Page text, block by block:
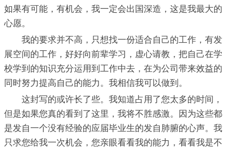
如果有可能，有机会，我一定会出国深造，这是我最大的
心愿。
我的要求并不高，只想找一份适合自己的工作，有发
展空间的工作，好好向前辈学习，虚心请教，把自己在学
校学到的知识充分运用到工作中去，在为公司带来效益的
同时努力提高自己的能力。我相信我可以做到。
这封写的或许长了些。我知道占用了您太多的时间，
但是如果您真的看到了这里，我将不胜感激。因为这些都
是发自一个没有经验的应届毕业生的发自肺腑的心声。我
只求您给我一次机会，您亲眼看看我的能力，看看我是不